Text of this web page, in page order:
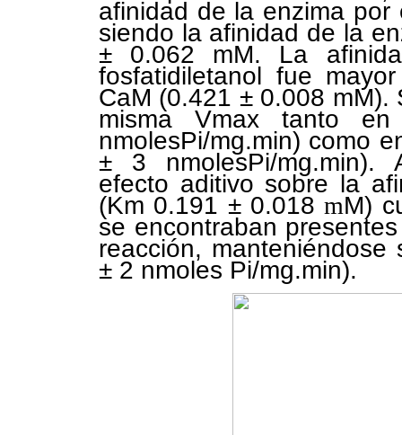
afinidad de la enzima
siendo la afinidad de la
± 0.062 mM. La
fosfatidiletanol fue
CaM (0.421 ± 0.008
misma Vmax tanto
nmolesPi/mg.min) como
± 3 nmolesPi/mg.min).
efecto aditivo sobre la
(Km 0.191 ± 0.018mM)
se encontraban
reacción,
± 2 nmoles Pi/mg.min).